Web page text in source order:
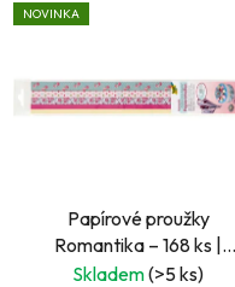
NOVINKA
Papírové proužky
Romantika – 168 ks |
Kreativní sada pro
Skladem(>5 ks)